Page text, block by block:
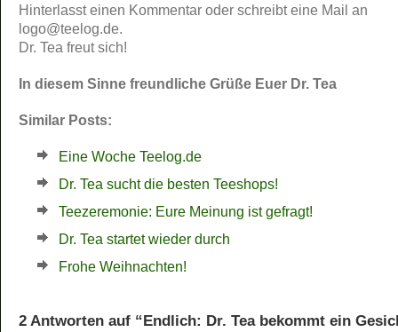
Hinterlasst einen Kommentar oder schreibt eine Mail an
logo@teelog.de.
Dr. Tea freut sich!
In diesem Sinne freundliche Grüße Euer Dr. Tea
Similar Posts:
Eine Woche Teelog.de
Dr. Tea sucht die besten Teeshops!
Teezeremonie: Eure Meinung ist gefragt!
Dr. Tea startet wieder durch
Frohe Weihnachten!
2 Antworten auf “Endlich: Dr. Tea bekommt ein